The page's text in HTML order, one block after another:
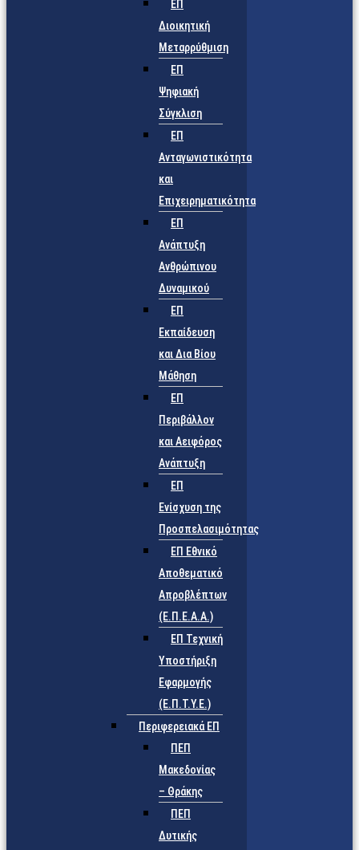
ΕΠ
Διοικητική
Μεταρρύθμιση
ΕΠ
Ψηφιακή
Σύγκλιση
ΕΠ
Ανταγωνιστικότητα
και
Επιχειρηματικότητα
ΕΠ
Ανάπτυξη
Ανθρώπινου
Δυναμικού
ΕΠ
Εκπαίδευση
και Δια Βίου
Μάθηση
ΕΠ
Περιβάλλον
και Αειφόρος
Ανάπτυξη
ΕΠ
Ενίσχυση της
Προσπελασιμότητας
ΕΠ Εθνικό
Αποθεματικό
Απροβλέπτων
(Ε.Π.Ε.Α.Α.)
ΕΠ Τεχνική
Υποστήριξη
Εφαρμογής
(Ε.Π.Τ.Υ.Ε.)
Περιφερειακά ΕΠ
ΠΕΠ
Μακεδονίας
– Θράκης
ΠΕΠ
Δυτικής